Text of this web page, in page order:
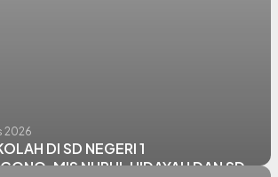
2026
DI SD NEGERI 1
MIS NURUL HIDAYAH DAN SD